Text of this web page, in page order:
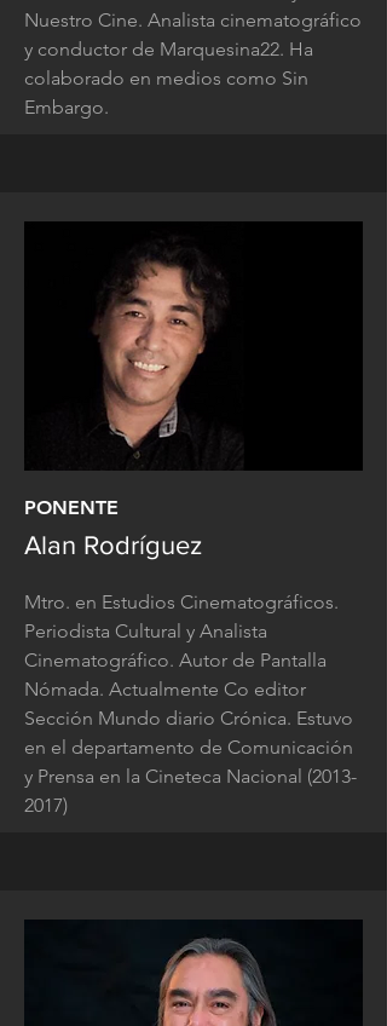
Nuestro Cine. Analista cinematográfico
y conductor de Marquesina22. Ha
colaborado en medios como Sin
Embargo.
PONENTE
Alan Rodríguez
Mtro. en Estudios Cinematográficos.
Periodista Cultural y Analista
Cinematográfico. Autor de Pantalla
Nómada. Actualmente Co editor
Sección Mundo diario Crónica. Estuvo
en el departamento de Comunicación
y Prensa en la Cineteca Nacional (2013-
2017)